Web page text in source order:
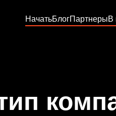
НачатьБлогПартнерыВ